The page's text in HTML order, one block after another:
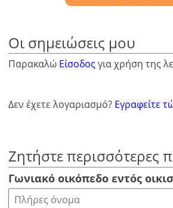
Οι σημειώσεις μου
Παρακαλώ Είσοδοςγια χρήση της
Δεν έχετε λογαριασμό? Εγραφείτε
Ζητήστε περισσότερες
Γωνιακό οικόπεδο εντός